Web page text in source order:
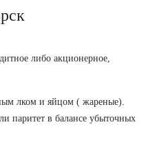
либо акционерное,
лком и яйцом ( жареные).
паритет в балансе убыточных